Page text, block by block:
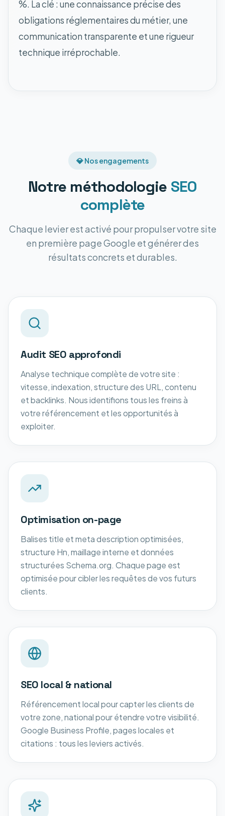
%. La clé : une connaissance précise des
obligations réglementaires du métier, une
communication transparente et une rigueur
technique irréprochable.
💎 Nos engagements
Notre méthodologie SEO
complète
Chaque levier est activé pour propulser votre site
en première page Google et générer des
résultats concrets et durables.
Audit SEO approfondi
Analyse technique complète de votre site :
vitesse, indexation, structure des URL, contenu
et backlinks. Nous identifions tous les freins à
votre référencement et les opportunités à
exploiter.
Optimisation on-page
Balises title et meta description optimisées,
structure Hn, maillage interne et données
structurées Schema.org. Chaque page est
optimisée pour cibler les requêtes de vos futurs
clients.
SEO local & national
Référencement local pour capter les clients de
votre zone, national pour étendre votre visibilité.
Google Business Profile, pages locales et
citations : tous les leviers activés.